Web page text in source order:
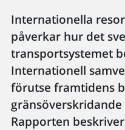
Internationella
påverkar hur det
transportsystemet
Internationell
förutse framtidens
Rapporten